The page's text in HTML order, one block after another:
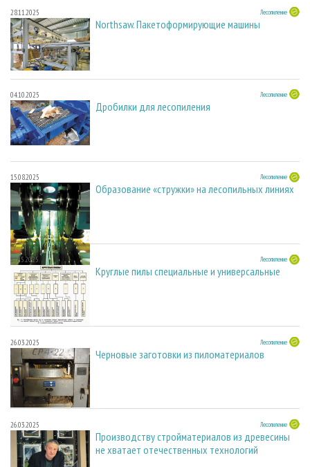
28.11.2025 Лесопиление
Northsaw. Пакетоформирующие машины
04.10.2025 Лесопиление
Дробилки для лесопиления
15.08.2025 Лесопиление
Образование «стружки» на лесопильных линиях
27.05.2025 Лесопиление
Круглые пилы специальные и универсальные
26.03.2025 Лесопиление
Черновые заготовки из пиломатериалов
26.03.2025 Лесопиление
Производству стройматериалов из древесины
не хватает отечественных технологий